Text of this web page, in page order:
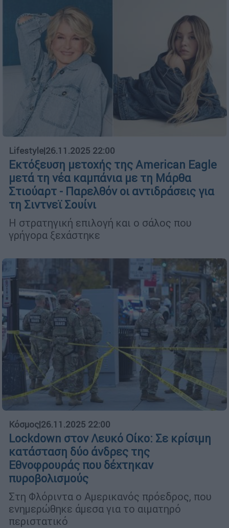
Lifestyle|26.11.2025 22:00
Εκτόξευση μετοχής της American Eagle
μετά τη νέα καμπάνια με τη Μάρθα
Στιούαρτ - Παρελθόν οι αντιδράσεις για
τη Σιντνεϊ Σουίνι
Η στρατηγική επιλογή και ο σάλος που
γρήγορα ξεχάστηκε
Κόσμος|26.11.2025 22:00
Lockdown στον Λευκό Οίκο: Σε κρίσιμη
κατάσταση δύο άνδρες της
Εθνοφρουράς που δέχτηκαν
πυροβολισμούς
Στη Φλόριντα ο Αμερικανός πρόεδρος, που
ενημερώθηκε άμεσα για το αιματηρό
περιστατικό